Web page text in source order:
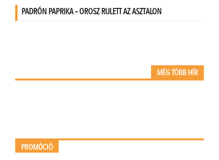
MÉG TÖBB HÍR
PROMÓCIÓ